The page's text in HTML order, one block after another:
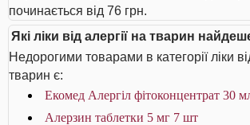
починається від 76 грн.
Які ліки від алергії на тварин
Недорогими товарами в категорії ліки
тварин є:
Екомед Алергіл фітоконцентрат 30
Алерзин таблетки 5 мг 7 шт